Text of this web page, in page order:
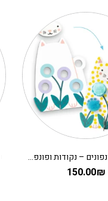
יצירה עם פונפונים – נקודות ופונפונים בדשא DJECO
150.00₪